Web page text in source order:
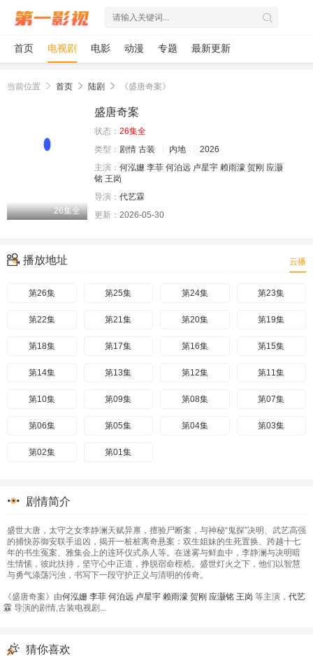
首页 电视剧 电影 动漫 专题 最新更新
当前位置 首页 陆剧 《盛唐奇案》
26集全
盛唐奇案
状态： 26集全
类型： 剧情 古装 内地
2026
主演： 何泓姗 李菲 何泊远 卢星宇 赖雨濛 贺刚 应灏
铭 王岗
导演： 代艺霖
更新： 2026-05-30
播放地址 云播
第26集 第25集 第24集 第23集
第22集 第21集 第20集 第19集
第18集 第17集 第16集 第15集
第14集 第13集 第12集 第11集
第10集 第09集 第08集 第07集
第06集 第05集 第04集 第03集
第02集 第01集
剧情简介
盛世大唐，太守之女李静澜天赋异禀，擅验尸断案，与神秘“鬼探”决明、武艺高强
的捕快苏御安联手追凶，揭开一桩桩离奇悬案：双生姐妹的生死置换、跨越十七
年的书生冤案、雅集会上的连环仪式杀人等。在迷雾与鲜血中，李静澜与决明暗
生情愫，彼此扶持，坚守心中正道，挣脱宿命桎梏。盛世灯火之下，他们以智慧
与勇气涤荡污浊，书写下一段守护正义与清明的传奇。
《盛唐奇案》由何泓姗 李菲 何泊远 卢星宇 赖雨濛 贺刚 应灏铭 王岗 等主演， 代艺
霖 导演的剧情,古装电视剧...
猜你喜欢